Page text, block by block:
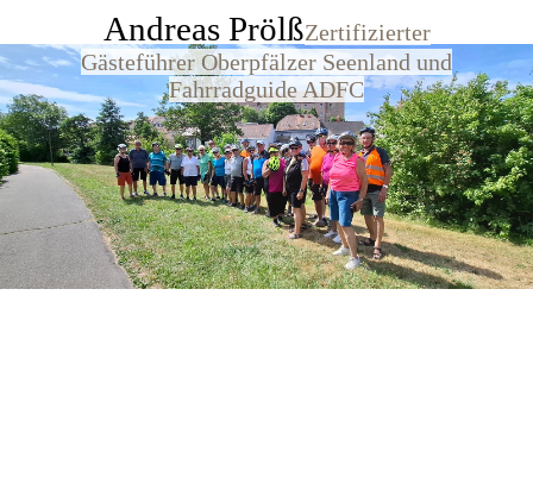
Andreas PrölßZertifizierter
Gästeführer Oberpfälzer Seenland und
Fahrradguide ADFC